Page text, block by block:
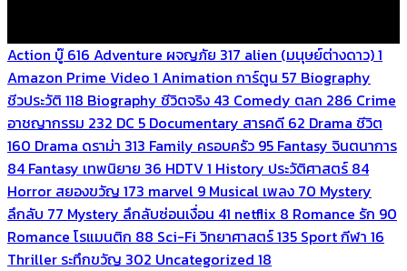
Action บู๊ 616 Adventure ผจญภัย 317 alien (มนุษย์ต่างดาว)1
Amazon Prime Video 1 Animation การ์ตูน 57 Biography
ชีวประวัติ 118 Biography ชีวิตจริง 43 Comedy ตลก 286 Crime
อาชญากรรม 232 DC 5 Documentary สารคดี 62 Drama ชีวิต
160 Drama ดราม่า 313 Family ครอบครัว 95 Fantasy จินตนาการ
84 Fantasy เทพนิยาย 36 HDTV1 History ประวัติศาสตร์ 84
Horror สยองขวัญ 173 marvel 9 Musical เพลง 70 Mystery
ลึกลับ 77 Mystery ลึกลับซ่อนเงื่อน 41 netflix 8 Romance รัก 90
Romance โรแมนติก 88 Sci-Fi วิทยาศาสตร์135 Sport กีฬา 16
Thriller ระทึกขวัญ 302 Uncategorized 18